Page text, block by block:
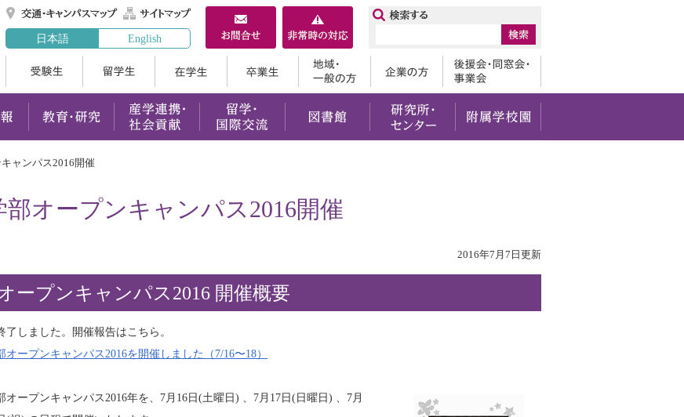
交通・キャンパスマップ
サイトマップ
日本語
English
在学生 地域・一般の方企業の方
入試情報 教育・研究 産学連携・社会貢献留学・国際交流
ャンパス2016開催
部オープンキャンパス2016開催
2016年7月7日更新
ープンキャンパス2016 開催概要
了しました。開催報告はこちら。
オープンキャンパス2016を開催しました（7/16〜18）
オープンキャンパス2016年を、7月16日(土曜日) 、7月17日(日曜日) 、7月